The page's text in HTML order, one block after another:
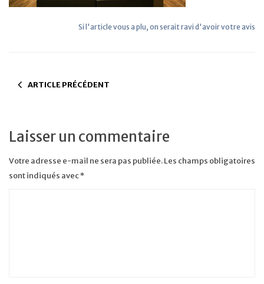
Si l'article vous a plu, on serait ravi d'avoir votre avis
ARTICLE PRÉCÉDENT
Laisser un commentaire
Votre adresse e-mail ne sera pas publiée.Les champs obligatoires
sont indiqués avec*